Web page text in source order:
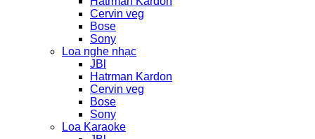
Cervin veg
Bose
Sony
Loa nghe nhạc
JBl
Hatrman Kardon
Cervin veg
Bose
Sony
Loa Karaoke